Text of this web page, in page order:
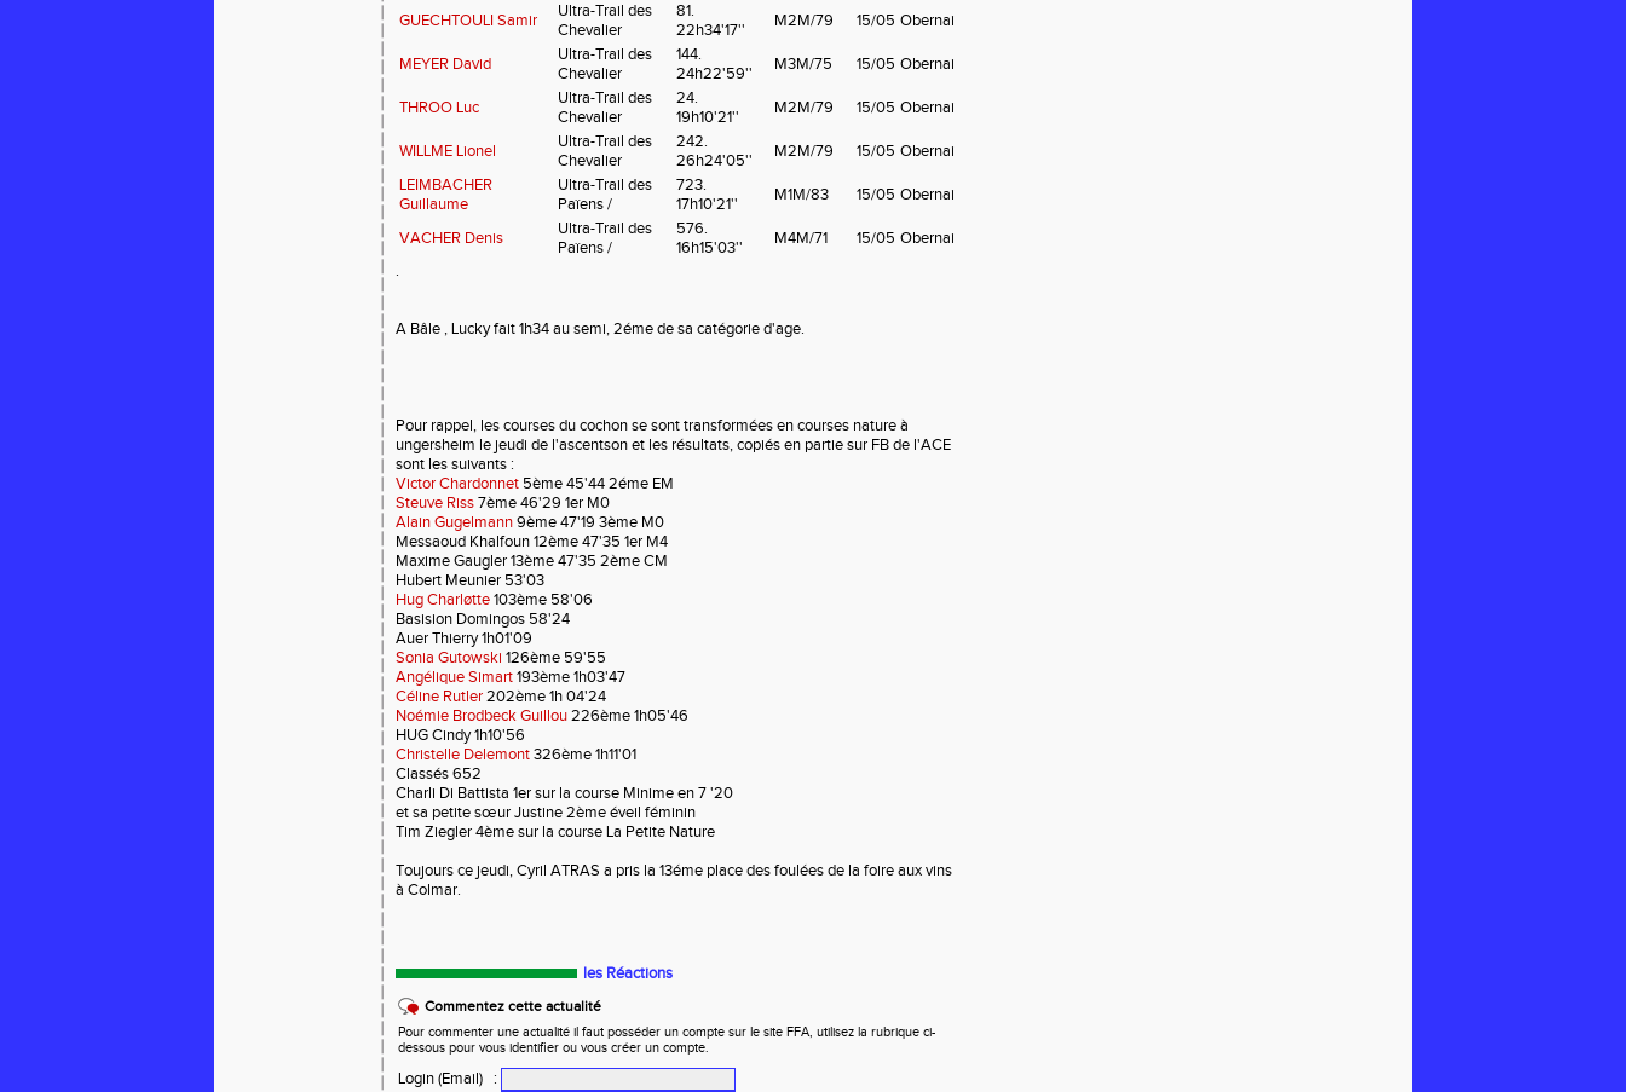
GUECHTOULI Samir
Ultra-Trail des
Chevalier
81.
22h34'17''
M2M/79 15/05 Obernai
MEYER David
Ultra-Trail des
Chevalier
144.
24h22'59''
M3M/75 15/05 Obernai
THROO Luc
Ultra-Trail des
Chevalier
24.
19h10'21''
M2M/79 15/05 Obernai
WILLME Lionel
Ultra-Trail des
Chevalier
242.
26h24'05''
M2M/79 15/05 Obernai
LEIMBACHER
Guillaume
Ultra-Trail des
Païens /
723.
17h10'21''
M1M/83 15/05 Obernai
VACHER Denis
Ultra-Trail des
Païens /
576.
16h15'03''
M4M/71 15/05 Obernai
.
A Bâle , Lucky fait 1h34 au semi, 2éme de sa catégorie d'age.
Pour rappel, les courses du cochon se sont transformées en courses nature à
ungersheim le jeudi de l'ascentson et les résultats, copiés en partie sur FB de l'ACE
sont les suivants :
Victor Chardonnet 5ème 45'44 2éme EM
Steuve Riss7ème 46'29 1er M0
Alain Gugelmann9ème 47'19 3ème M0
Messaoud Khalfoun 12ème 47'35 1er M4
Maxime Gaugler 13ème 47'35 2ème CM
Hubert Meunier 53'03
Hug Charløtte103ème 58'06
Basision Domingos 58'24
Auer Thierry 1h01'09
Sonia Gutowski 126ème 59'55
Angélique Simart193ème 1h03'47
Céline Rutler202ème 1h 04'24
Noémie Brodbeck Guillou226ème 1h05'46
HUG Cindy 1h10'56
Christelle Delemont326ème 1h11'01
Classés 652
Charli Di Battista 1er sur la course Minime en 7 '20
et sa petite sœur Justine 2ème éveil féminin
Tim Ziegler 4ème sur la course La Petite Nature
Toujours ce jeudi, Cyril ATRAS a pris la 13éme place des foulées de la foire aux vins
à Colmar.
les Réactions
Commentez cette actualité
Pour commenter une actualité il faut posséder un compte sur le site FFA, utilisez la rubrique ci-
dessous pour vous identifier ou vous créer un compte.
Login (Email)
: